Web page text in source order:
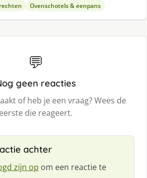
Ovenschotels & eenpans
💬
geen reacties
of heb je een vraag? Wees de
eerste die reageert.
achter
zijn op om een reactie te